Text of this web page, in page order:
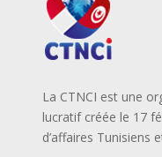
La CTNCI est une
lucratif créée le 17
d’affaires Tunisiens